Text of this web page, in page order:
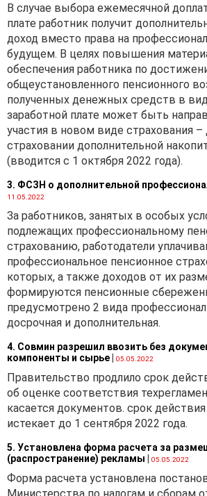
В случае выбора ежемесячной
плате работник получит
доход вместо права на
будущем. В целях повышения
обеспечения работника по
общеустановленного пенсионного
полученных денежных средств в
заработной плате может быть
участия в новом виде страхования
страховании дополнительной
(вводится с 1 октября 2022 года).
3. ФСЗН о дополнительной
11.05.2022
За работников, занятых в особых
подлежащих профессиональному
страхованию, работодатели
профессиональное пенсионное
которых, а также доходов от их
формируются пенсионные
предусмотрено 2 вида
досрочная и дополнительная.
4. Совмин разрешил ввозить без
компоненты и сырье| 05.05.2022
Правительство продлило срок
об оценке соответствия
касается документов. срок
истекает до 1 сентября 2022 года.
5. Установлена форма расчета за
(распространение) рекламы | 05.05.2022
Форма расчета установлена
Министерства по налогам и сборам